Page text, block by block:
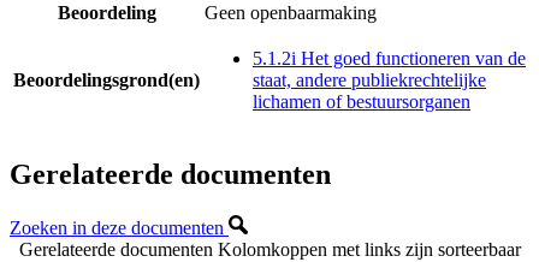
Beoordeling
Geen openbaarmaking
Beoordelingsgrond(en)
5.1.2i Het goed functioneren van de
staat, andere publiekrechtelijke
lichamen of bestuursorganen
Gerelateerde documenten
Zoeken in deze documenten
Gerelateerde documenten Kolomkoppen met links zijn sorteerbaar